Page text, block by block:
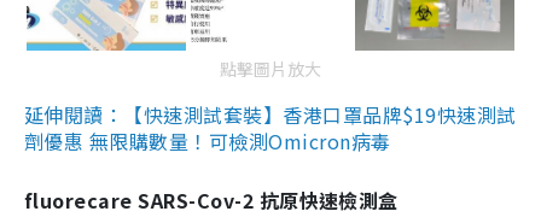
點擊圖片放大
延伸閱讀：【快速測試套裝】香港口罩品牌$19快速測試
劑優惠 無限購數量！可檢測Omicron病毒
fluorecare SARS-Cov-2 抗原快速檢測盒